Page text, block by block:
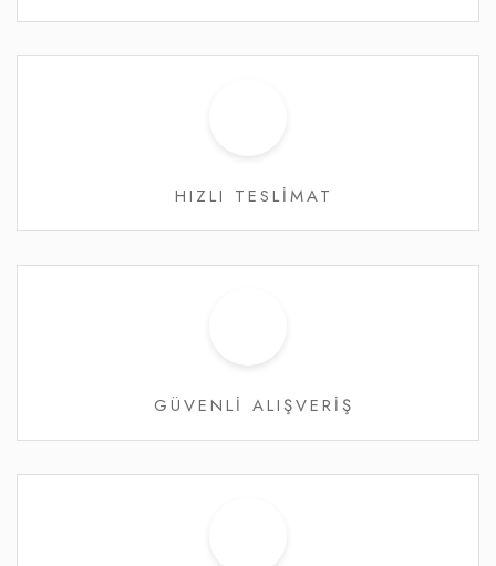
HIZLI TESLİMAT
GÜVENLİ ALIŞVERİŞ